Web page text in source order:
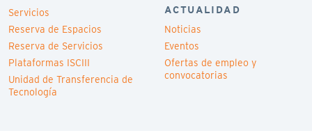
Servicios
Reserva de Espacios
Reserva de Servicios
Plataformas ISCIII
Unidad de Transferencia de
Tecnología
ACTUALIDAD
Noticias
Eventos
Ofertas de empleo y
convocatorias